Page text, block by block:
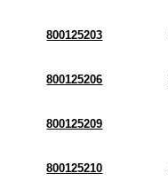
800125203
800125206
800125209
800125210